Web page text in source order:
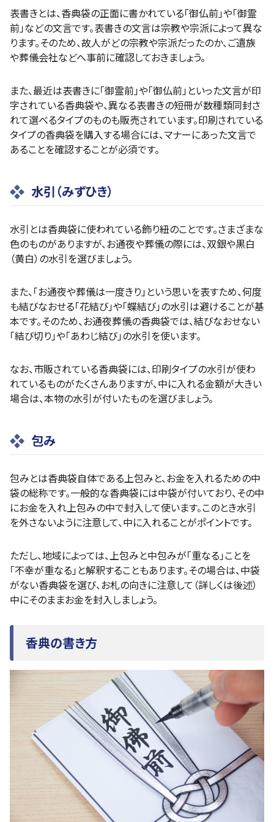
表書きとは、香典袋の正面に書かれている「御仏前」や「御霊
前」などの文言です。表書きの文言は宗教や宗派によって異な
ります。そのため、故人がどの宗教や宗派だったのか、ご遺族
や葬儀会社などへ事前に確認しておきましょう。
また、最近は表書きに「御霊前」や「御仏前」といった文言が印
字されている香典袋や、異なる表書きの短冊が数種類同封さ
れて選べるタイプのものも販売されています。印刷されている
タイプの香典袋を購入する場合には、マナーにあった文言で
あることを確認することが必須です。
水引（みずひき）
水引とは香典袋に使われている飾り紐のことです。さまざまな
色のものがありますが、お通夜や葬儀の際には、双銀や黒白
（黄白）の水引を選びましょう。
また、「お通夜や葬儀は一度きり」という思いを表すため、何度
も結びなおせる「花結び」や「蝶結び」の水引は避けることが基
本です。そのため、お通夜葬儀の香典袋では、結びなおせない
「結び切り」や「あわじ結び」の水引を使います。
なお、市販されている香典袋には、印刷タイプの水引が使わ
れているものがたくさんありますが、中に入れる金額が大きい
場合は、本物の水引が付いたものを選びましょう。
包み
包みとは香典袋自体である上包みと、お金を入れるための中
袋の総称です。一般的な香典袋には中袋が付いており、その中
にお金を入れ上包みの中で封入して使います。このとき水引
を外さないように注意して、中に入れることがポイントです。
ただし、地域によっては、上包みと中包みが「重なる」ことを
「不幸が重なる」と解釈することもあります。その場合は、中袋
がない香典袋を選び、お札の向きに注意して（詳しくは後述）
中にそのままお金を封入しましょう。
香典の書き方